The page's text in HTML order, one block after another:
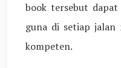
book tersebut
guna di setiap jalan
kompeten.